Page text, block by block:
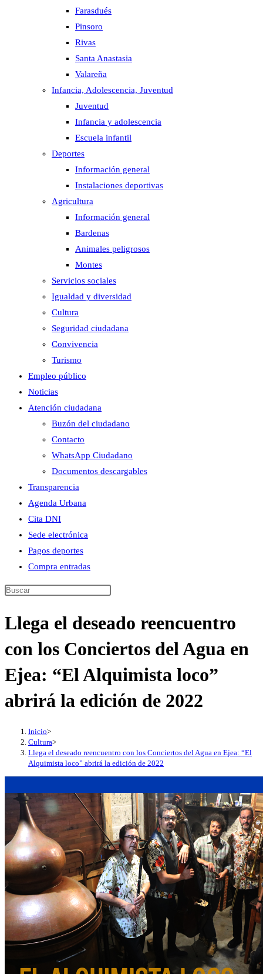
Farasdués
Pinsoro
Rivas
Santa Anastasia
Valareña
Infancia, Adolescencia, Juventud
Juventud
Infancia y adolescencia
Escuela infantil
Deportes
Información general
Instalaciones deportivas
Agricultura
Información general
Bardenas
Animales peligrosos
Montes
Servicios sociales
Igualdad y diversidad
Cultura
Seguridad ciudadana
Convivencia
Turismo
Empleo público
Noticias
Atención ciudadana
Buzón del ciudadano
Contacto
WhatsApp Ciudadano
Documentos descargables
Transparencia
Agenda Urbana
Cita DNI
Sede electrónica
Pagos deportes
Compra entradas
Buscar
esta
Llega el deseado reencuentro
con los Conciertos del Agua en
Ejea: “El Alquimista loco”
abrirá la edición de 2022
Inicio>
Cultura>
Llega el deseado reencuentro con los Conciertos del Agua en Ejea: “El
Alquimista loco” abrirá la edición de 2022